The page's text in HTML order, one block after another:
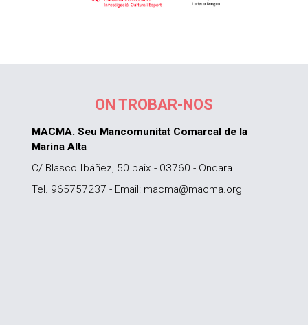
ON TROBAR-NOS
MACMA. Seu Mancomunitat Comarcal de la
Marina Alta
C/ Blasco Ibáñez, 50 baix - 03760 - Ondara
Tel. 965757237 - Email: macma@macma.org